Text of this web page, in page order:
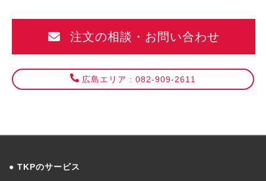
注文の相談・お問い合わせ
広島エリア : 082-909-2611
TKPのサービス